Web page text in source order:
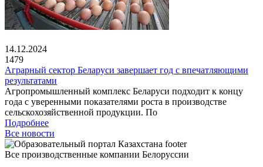
14.12.2024
1479
Аграрный сектор Беларуси завершает год с впечатляющими
результатами
Агропромышленный комплекс Беларуси подходит к концу
года с уверенными показателями роста в производстве
сельскохозяйственной продукции. По
Подробнее
Все новости
Все производственные компании Белоруссии